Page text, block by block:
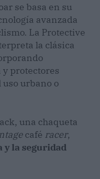
se basa en su
avanzada
La Protective
la clásica
protectores
urbano o
una chaqueta
café racer,
y la seguridad